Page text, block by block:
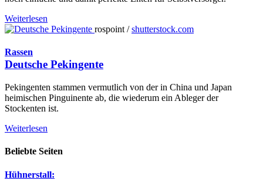
Weiterlesen
rospoint /shutterstock.com
Rassen
Deutsche Pekingente
Pekingenten stammen vermutlich von der in China und Japan
heimischen Pinguinente ab, die wiederum ein Ableger der
Stockenten ist.
Weiterlesen
Beliebte Seiten
Hühnerstall: